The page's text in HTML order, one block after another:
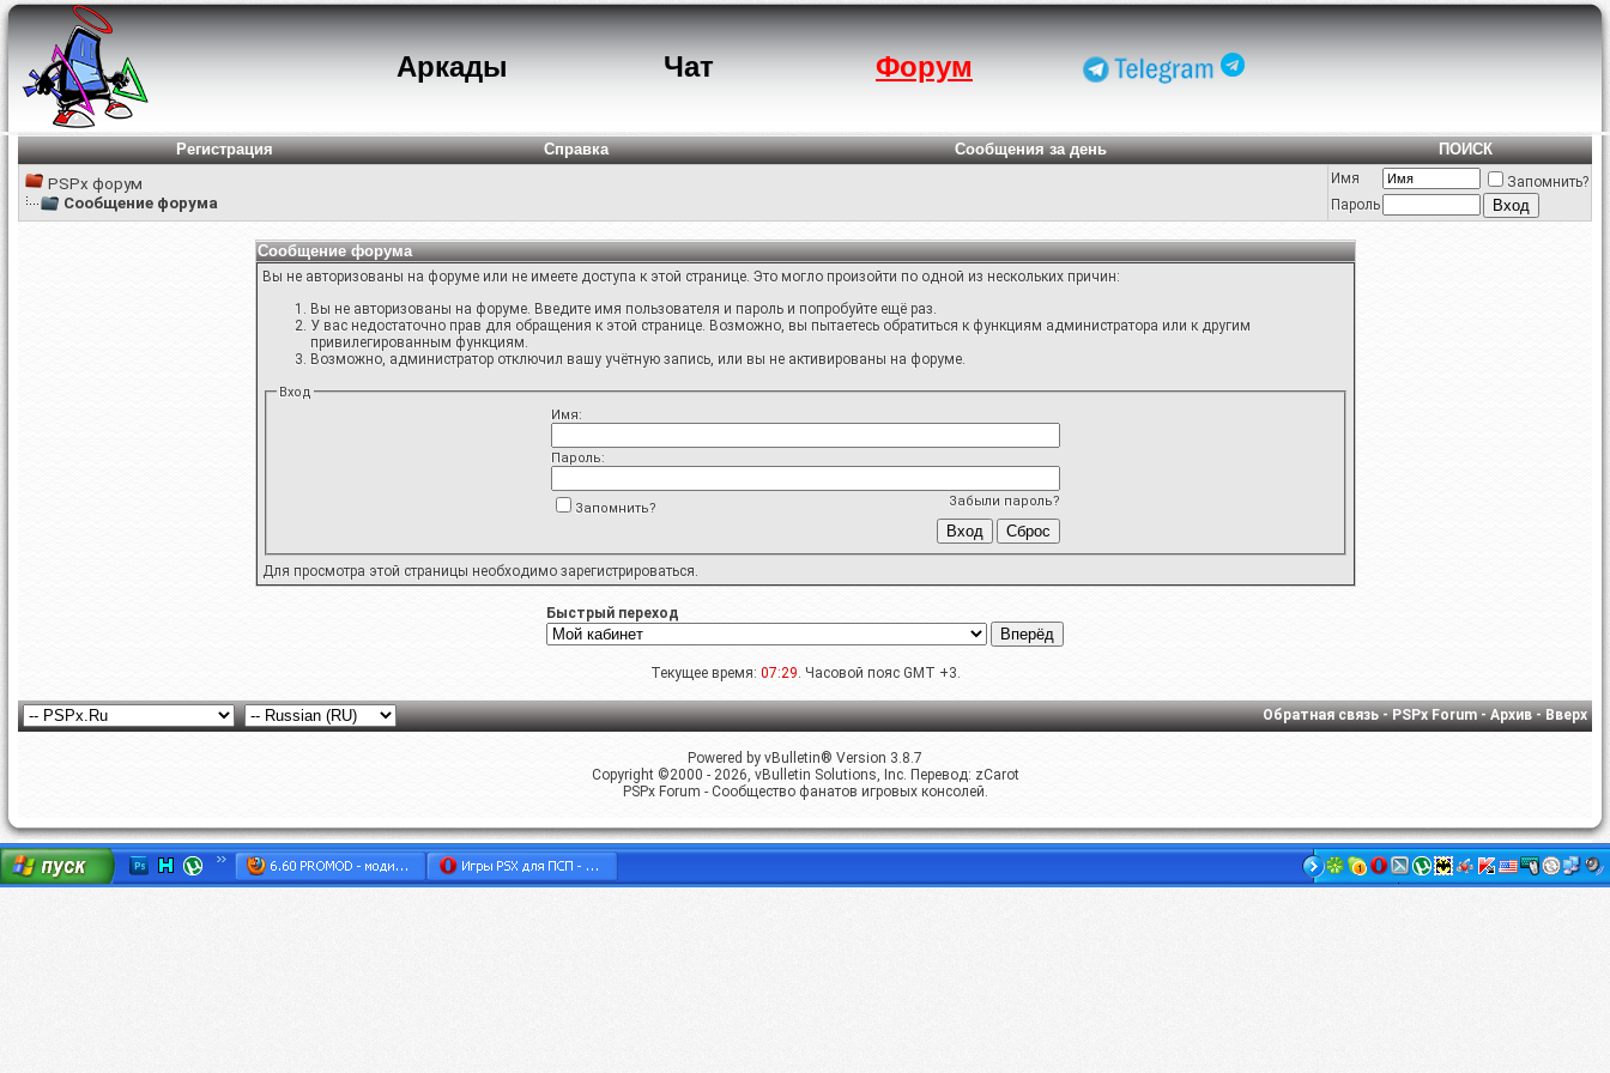
Аркады Чат Форум
Регистрация Справка Сообщения за день
ПОИСК
PSPx форум
Сообщение форума
Имя
Запомнить?
Пароль
Сообщение форума
Вы не авторизованы на форуме или не имеете доступа к этой странице. Это могло произойти по одной из нескольких причин:
Вы не авторизованы на форуме. Введите имя пользователя и пароль и попробуйте ещё раз.
У вас недостаточно прав для обращения к этой странице. Возможно, вы пытаетесь обратиться к функциям администратора или к другим
привилегированным функциям.
Возможно, администратор отключил вашу учётную запись, или вы не активированы на форуме.
Вход
Имя:
Пароль:
Забыли пароль?
Запомнить?
Для просмотра этой страницы необходимо зарегистрироваться.
Быстрый переход
Текущее время: 07:29. Часовой пояс GMT +3.
Обратная связь-PSPx Forum-Архив-Вверх
Powered by vBulletin® Version 3.8.7
Copyright ©2000 - 2026, vBulletin Solutions, Inc. Перевод: zCarot
PSPx Forum - Сообщество фанатов игровых консолей.